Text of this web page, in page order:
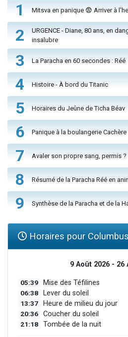
1 Mitsva en panique 😨 Arriver à
2
URGENCE - Diane, 80 ans, en
insalubre
3 La Paracha en 60 secondes : Réé
4 Histoire - À bord du Titanic
5 Horaires du Jeûne de Ticha Béav
6 Panique à la boulangerie Cachère
7 Avaler son propre sang, permis ?
8 Résumé de la Paracha Réé en
9 Synthèse de la Paracha et de la
Horaires pour
9 Août 2026 - 26
05:39 Mise des Téfilines
06:38 Lever du soleil
13:37 Heure de milieu du jour
20:36 Coucher du soleil
21:18 Tombée de la nuit